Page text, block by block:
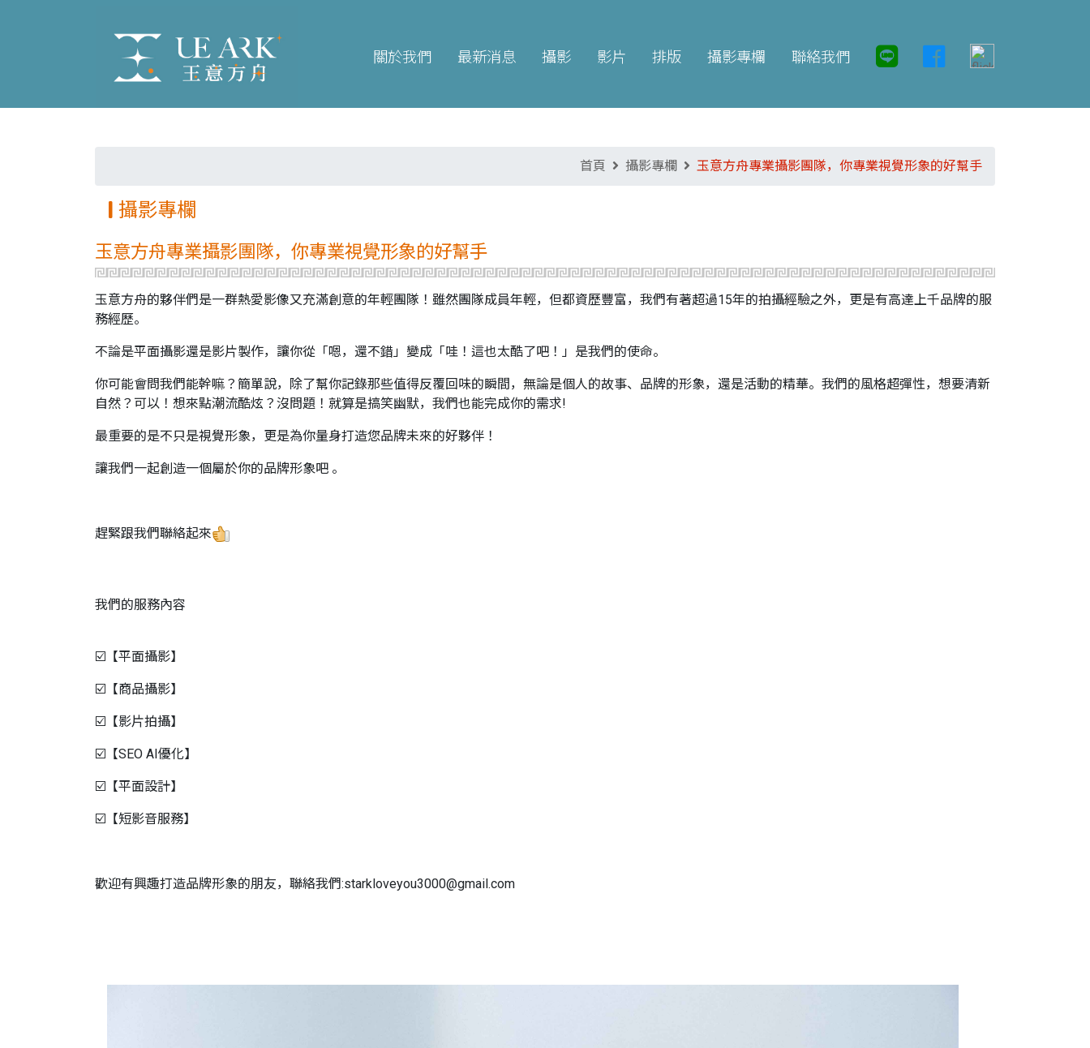
關於我們 最新消息 攝影 影片 排版 攝影專欄 聯絡我們
首頁 攝影專欄 玉意方舟專業攝影團隊，你專業視覺形象的好幫手
攝影專欄
玉意方舟專業攝影團隊，你專業視覺形象的好幫手
玉意方舟的夥伴們是一群熱愛影像又充滿創意的年輕團隊！雖然團隊成員年輕，但都資歷豐富，我們有著超過15年的拍攝經驗之外，更是有高達上千品牌的服
務經歷。
不論是平面攝影還是影片製作，讓你從「嗯，還不錯」變成「哇！這也太酷了吧！」是我們的使命。
你可能會問我們能幹嘛？簡單說，除了幫你記錄那些值得反覆回味的瞬間，無論是個人的故事、品牌的形象，還是活動的精華。我們的風格超彈性，想要清新
自然？可以！想來點潮流酷炫？沒問題！就算是搞笑幽默，我們也能完成你的需求!
最重要的是不只是視覺形象，更是為你量身打造您品牌未來的好夥伴！
讓我們一起創造一個屬於你的品牌形象吧 。
趕緊跟我們聯絡起來
我們的服務內容
☑️【平面攝影】
☑️【商品攝影】
☑️【影片拍攝】
☑️【SEO AI優化】
☑️【平面設計】
☑️【短影音服務】
歡迎有興趣打造品牌形象的朋友，聯絡我們:starkloveyou3000@gmail.com